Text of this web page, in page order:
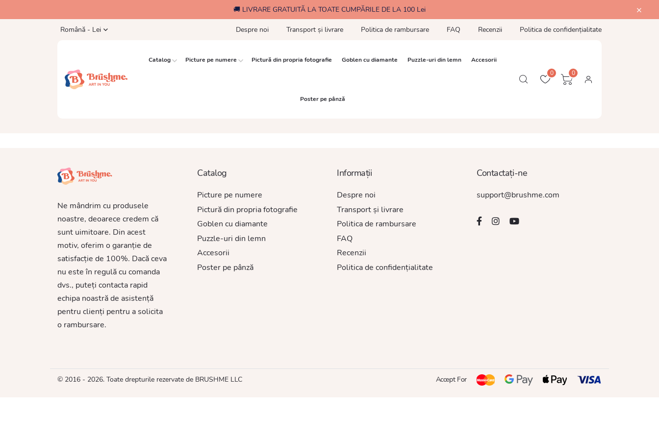
🚚 LIVRARE GRATUITĂ LA TOATE CUMPĂRILE DE LA 100 Lei
Română - Lei Despre noi Transport și livrare Politica de rambursare FAQ Recenzii Politica de confidențialitate
Catalog Picture pe numere Pictură din propria fotografie Goblen cu diamante Puzzle-uri din lemn Accesorii
Poster pe pânză
0 0
Ne mândrim cu produsele
noastre, deoarece credem că
sunt uimitoare. Din acest
motiv, oferim o garanție de
satisfacție de 100%. Dacă ceva
nu este în regulă cu comanda
dvs., puteți contacta rapid
echipa noastră de asistență
pentru clienți pentru a solicita
o rambursare.
Catalog
Picture pe numere
Pictură din propria fotografie
Goblen cu diamante
Puzzle-uri din lemn
Accesorii
Poster pe pânză
Informații
Despre noi
Transport și livrare
Politica de rambursare
FAQ
Recenzii
Politica de confidențialitate
Contactați-ne
support@brushme.com
© 2016 - 2026. Toate drepturile rezervate de BRUSHME LLC Accept For